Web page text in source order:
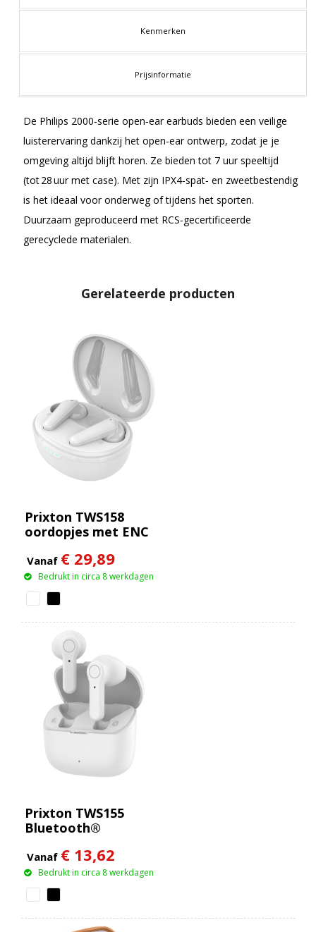
Kenmerken
Prijsinformatie
De Philips 2000‑serie open‑ear earbuds bieden een veilige
luisterervaring dankzij het open‑ear ontwerp, zodat je je
omgeving altijd blijft horen. Ze bieden tot 7 uur speeltijd
(tot 28 uur met case). Met zijn IPX4‑spat‑ en zweetbestendig
is het ideaal voor onderweg of tijdens het sporten.
Duurzaam geproduceerd met RCS‑gecertificeerde
gerecyclede materialen.
Gerelateerde producten
Prixton TWS158
oordopjes met ENC
Vanaf € 29,89
Bedrukt in circa 8 werkdagen
Prixton TWS155
Bluetooth®
Vanaf € 13,62
Bedrukt in circa 8 werkdagen